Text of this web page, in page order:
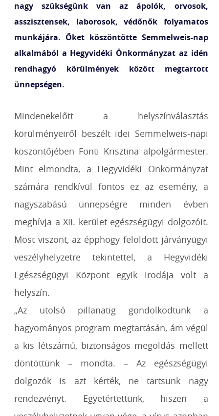
nagy szükségünk van az ápolók, orvosok,
asszisztensek, laborosok, védőnők folyamatos
munkájára. Őket köszöntötte Semmelweis-nap
alkalmából a Hegyvidéki Önkormányzat az idén
rendhagyó körülmények között megtartott
ünnepségen.
Mindenekelőtt a helyszínválasztás
körülményeiről beszélt idei Semmelweis-napi
köszöntőjében Fonti Krisztina alpolgármester.
Mint elmondta, a Hegyvidéki Önkormányzat
számára rendkívül fontos ez az esemény, a
nagyszabású ünnepségre minden évben
meghívja a XII. kerület egészségügyi dolgozóit.
Most viszont, az épphogy feloldott járványügyi
veszélyhelyzetre tekintettel, a Hegyvidéki
Egészségügyi Központ egyik irodája volt a
helyszín.
„Az utolsó pillanatig gondolkodtunk a
hagyományos program megtartásán, ám végül
a kis létszámú, biztonságos megoldás mellett
döntöttünk – mondta. – Az egészségügyi
dolgozók is azt kérték, ne tartsunk nagy
rendezvényt. Egyetértettünk, hiszen a